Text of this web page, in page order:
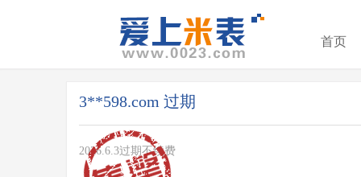
首页
3**598.com 过期
2026.6.3过期不续费